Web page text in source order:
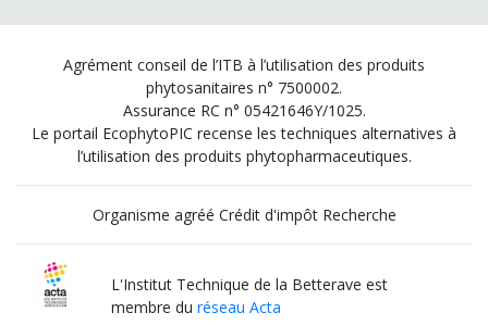
Agrément conseil de l’ITB à l’utilisation des produits
phytosanitaires n° 7500002.
Assurance RC n° 05421646Y/1025.
Le portail EcophytoPIC recense les techniques alternatives à
l’utilisation des produits phytopharmaceutiques.
Organisme agréé Crédit d'impôt Recherche
L'Institut Technique de la Betterave est
membre duréseau Acta